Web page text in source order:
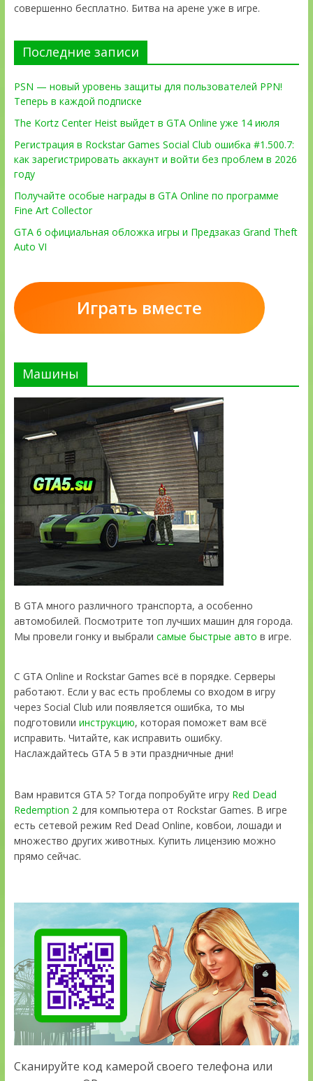
совершенно бесплатно. Битва на арене уже в игре.
Последние записи
PSN — новый уровень защиты для пользователей PPN!
Теперь в каждой подписке
The Kortz Center Heist выйдет в GTA Online уже 14 июля
Регистрация в Rockstar Games Social Club ошибка #1.500.7:
как зарегистрировать аккаунт и войти без проблем в 2026
году
Получайте особые награды в GTA Online по программе
Fine Art Collector
GTA 6 официальная обложка игры и Предзаказ Grand Theft
Auto VI
Играть вместе
Машины
В GTA много различного транспорта, а особенно
автомобилей. Посмотрите топ лучших машин для города.
Мы провели гонку и выбрали самые быстрые авто в игре.
С GTA Online и Rockstar Games всё в порядке. Серверы
работают. Если у вас есть проблемы со входом в игру
через Social Club или появляется ошибка, то мы
подготовили инструкцию, которая поможет вам всё
исправить. Читайте, как исправить ошибку.
Наслаждайтесь GTA 5 в эти праздничные дни!
Вам нравится GTA 5? Тогда попробуйте игру Red Dead
Redemption 2для компьютера от Rockstar Games. В игре
есть сетевой режим Red Dead Online, ковбои, лошади и
множество других животных. Купить лицензию можно
прямо сейчас.
Сканируйте код камерой своего телефона или